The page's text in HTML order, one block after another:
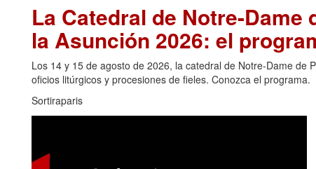
La Catedral de Notre-Dame
la Asunción 2026: el
Los 14 y 15 de agosto de 2026, la catedral de Notre-Dame
oficios litúrgicos y procesiones de fieles. Conozca el programa.
Sortiraparis